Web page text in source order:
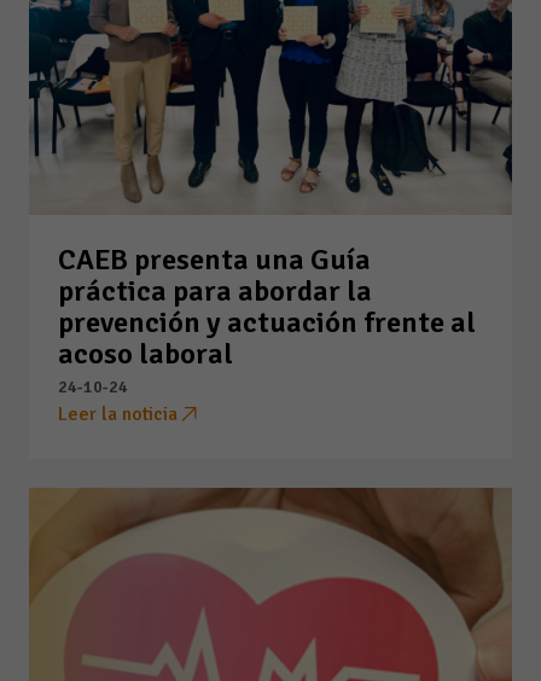
CAEB presenta una Guía
práctica para abordar la
prevención y actuación frente al
acoso laboral
24-10-24
Leer la noticia